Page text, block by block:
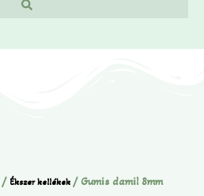
/ Ékszer kellékek / Gumis damil 8mm